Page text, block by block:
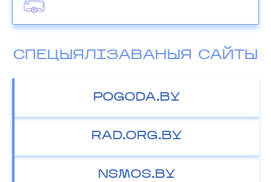
СПЕЦЫЯЛІЗАВАНЫЯ САЙТЫ
POGODA.BY
RAD.ORG.BY
NSMOS.BY